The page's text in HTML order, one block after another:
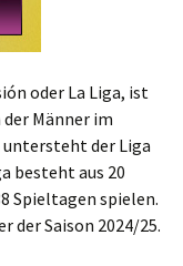
oder La Liga, ist
Männer im
untersteht der Liga
besteht aus 20
Spieltagen spielen.
der Saison 2024/25.